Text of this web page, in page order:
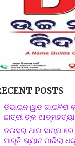
POSTS
ଡିଭାଇନ ୱାଡ ଗାଇବିରା
ଛାତ୍ରୀ ଙ୍କ ଆତ୍ମହତ୍ୟା
ତଲସରା ଥାନା ସାମ୍ନା
ମାରୁତି ଭ୍ୟାନ ମାରିଲା